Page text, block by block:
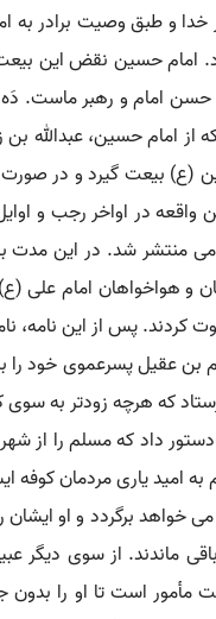
حسن (ع) در ۵۰ق به امر خدا و
امام حسین نقض این
امام حسین، عبدالله بن
(ع) بیعت گیرد و در
منتشر شد. در این مدت
و هواخواهان امام
کردند. پس از این
بن عقیل پسرعموی خود
داد که مسلم را از
امید یاری مردمان کوفه
خواهد برگردد و او
ماندند. از سوی دیگر
مأمور است تا او را